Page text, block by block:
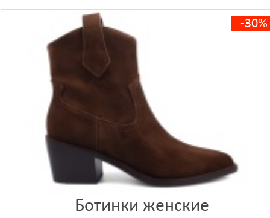
-30%
Ботинки женские